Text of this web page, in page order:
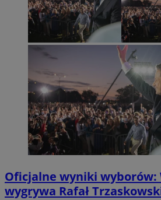
Oficjalne wyniki wyborów:
wygrywa Rafał